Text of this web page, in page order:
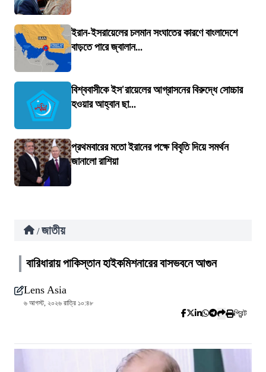
ইরান-ইসরায়েলের চলমান সংঘাতের কারণে বাংলাদেশে
বাড়তে পারে জ্বালান...
বিশ্ববাসীকে ইস'রায়েলের আগ্রাসনের বিরুদ্ধে সোচ্চার
হওয়ার আহ্বান ছা...
প্রথমবারের মতো ইরানের পক্ষে বিবৃতি দিয়ে সমর্থন
জানালো রাশিয়া
/ জাতীয়
বারিধারায় পাকিস্তান হাইকমিশনারের বাসভবনে আগুন
Lens Asia
৬ আগস্ট, ২০২৬ রাত্রি ১০:৪৮
প্রিন্ট